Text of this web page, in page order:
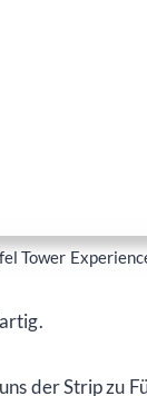
Tower
der Strip zu